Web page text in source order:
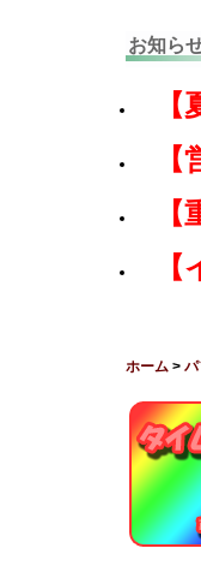
お知ら
ホーム >